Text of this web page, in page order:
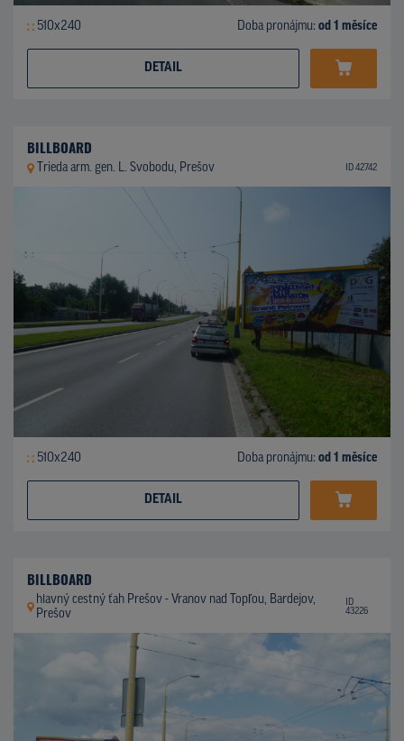
510x240 Doba pronájmu: od 1 měsíce
DETAIL
BILLBOARD
Trieda arm. gen. L. Svobodu, Prešov ID 42742
510x240 Doba pronájmu: od 1 měsíce
DETAIL
BILLBOARD
hlavný cestný ťah Prešov - Vranov nad Topľou, Bardejov,
Prešov
ID
43226